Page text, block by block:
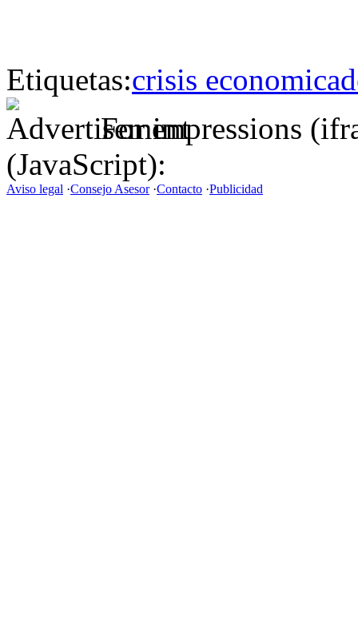
Etiquetas:crisis economica
For impressions
(JavaScript):
Aviso legal ·Consejo Asesor·Contacto ·Publicidad